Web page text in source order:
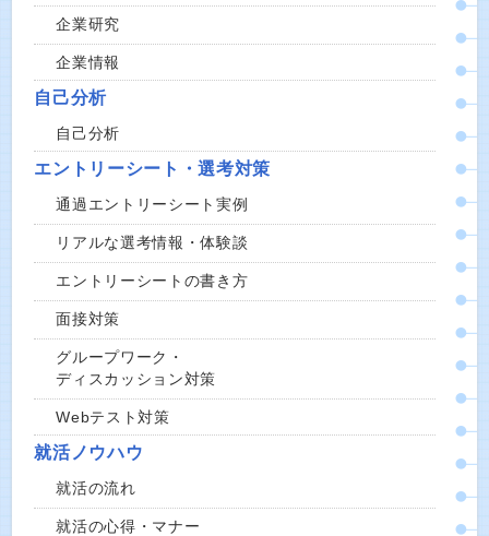
企業研究
企業情報
自己分析
自己分析
エントリーシート・選考対策
通過エントリーシート実例
リアルな選考情報・体験談
エントリーシートの書き方
面接対策
グループワーク・
ディスカッション対策
Webテスト対策
就活ノウハウ
就活の流れ
就活の心得・マナー